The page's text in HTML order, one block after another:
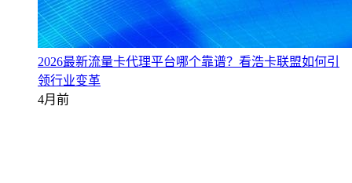
2026最新流量卡代理平台哪个靠谱？看浩卡联盟如何引
领行业变革
4月前